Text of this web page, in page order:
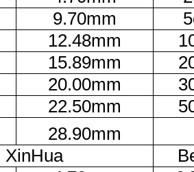
9.70mm
12.48mm
15.89mm
20.00mm
22.50mm
28.90mm
XinHua